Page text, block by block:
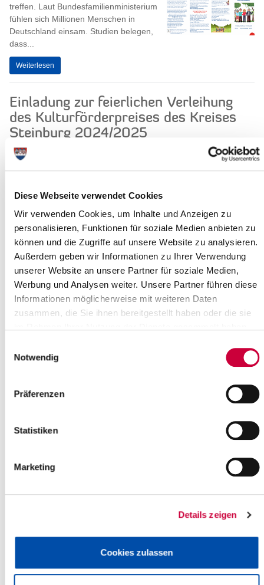
Diese Webseite verwendet Cookies
Wir verwenden Cookies, um Inhalte und Anzeigen zu
personalisieren, Funktionen für soziale Medien anbieten zu
können und die Zugriffe auf unsere Website zu analysieren.
Außerdem geben wir Informationen zu Ihrer Verwendung
unserer Website an unsere Partner für soziale Medien,
Werbung und Analysen weiter. Unsere Partner führen diese
Informationen möglicherweise mit weiteren Daten
zusammen, die Sie ihnen bereitgestellt haben oder die sie
Notwendig
Präferenzen
Statistiken
Marketing
Details zeigen
Cookies zulassen
treffen. Laut Bundesfamilienministerium
fühlen sich Millionen Menschen in
Deutschland einsam. Studien belegen,
dass...
Weiterlesen
Einladung zur feierlichen Verleihung
des Kulturförderpreises des Kreises
Steinburg 2024/2025
27.06.2025: Der Kreis Steinburg lädt
herzlich zur feierlichen Verleihung des
Weiterlesen
Sonderausstellung im Kreismuseum
Prinzeßhof: Gisela Bührmann -
Lebenswerk 1925-2011
26.06.2025: Sonderausstellung im
Kreismuseum Prinzeßhof
vom 29. Juni
Hamburger Künstlerin...
Teilsperrung der Parkflächen bei der
26.06.2025: Ab kommenden Dienstag,
Ausbesserungsarbeiten an der
Weiterlesen